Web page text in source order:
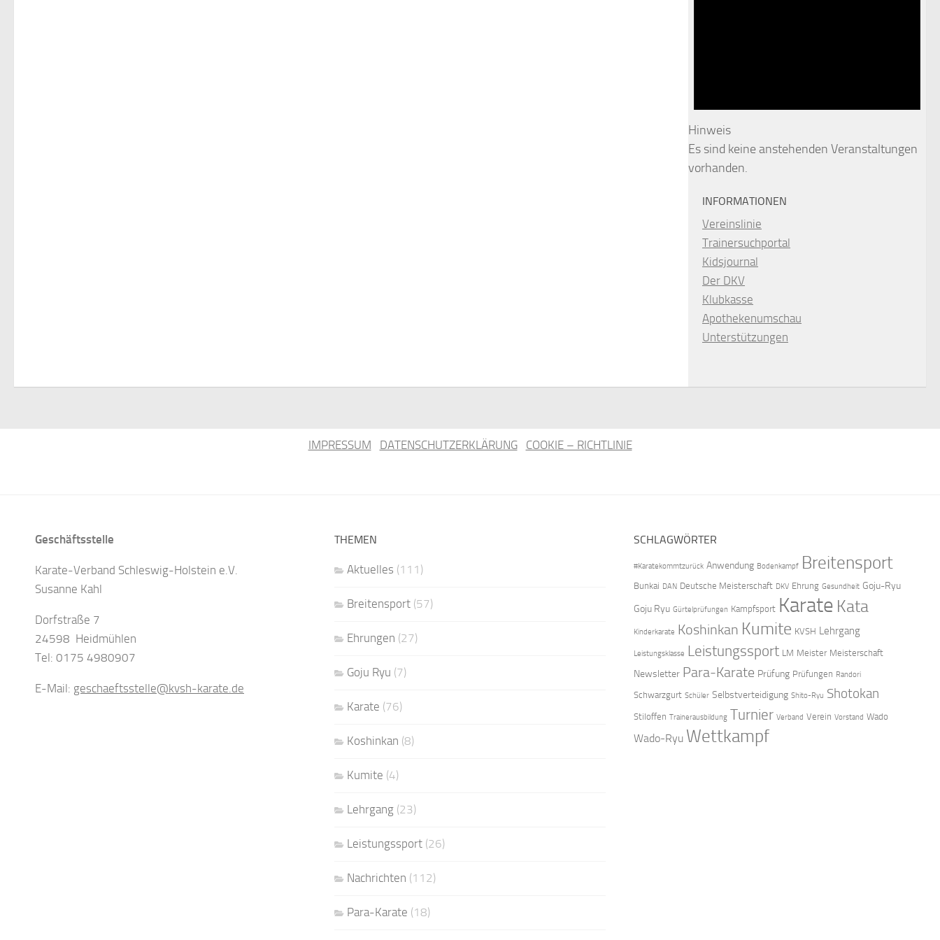
Hinweis
Es sind keine anstehenden Veranstaltungen
vorhanden.
INFORMATIONEN
Vereinslinie
Trainersuchportal
Kidsjournal
Der DKV
Klubkasse
Apothekenumschau
Unterstützungen
IMPRESSUM DATENSCHUTZERKLÄRUNG COOKIE – RICHTLINIE
Geschäftsstelle
Karate-Verband Schleswig-Holstein e.V.
Susanne Kahl
Dorfstraße 7
24598 Heidmühlen
Tel: 0175 4980907
E-Mail: geschaeftsstelle@kvsh-karate.de
THEMEN
Aktuelles (111)
Breitensport(57)
Ehrungen (27)
Goju Ryu (7)
Karate (76)
Koshinkan (8)
Kumite (4)
Lehrgang(23)
Leistungssport(26)
Nachrichten (112)
Para-Karate (18)
SCHLAGWÖRTER
#Karatekommtzurück Anwendung Bodenkampf Breitensport
Bunkai DAN Deutsche Meisterschaft DKV Ehrung Gesundheit Goju-Ryu
Goju Ryu Gürtelprüfungen Kampfsport Karate Kata
Kinderkarate Koshinkan Kumite KVSH Lehrgang
Leistungsklasse Leistungssport LM Meister Meisterschaft
Newsletter Para-Karate Prüfung Prüfungen Randori
Schwarzgurt Schüler Selbstverteidigung Shito-Ryu Shotokan
Stiloffen Trainerausbildung Turnier Verband Verein Vorstand Wado
Wado-Ryu Wettkampf